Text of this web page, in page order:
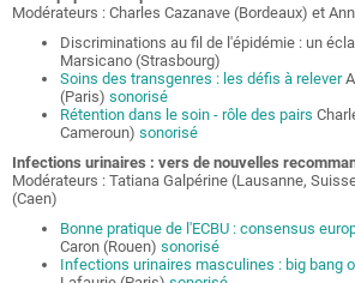
Modérateurs : Charles Cazanave (Bordeaux) et
Discriminations au fil de l'épidémie : un
Marsicano (Strasbourg)
Soins des transgenres : les défis à relever
(Paris) sonorisé
Rétention dans le soin - rôle des pairs
Cameroun) sonorisé
Infections urinaires : vers de nouvelles
Modérateurs : Tatiana Galpérine (Lausanne,
(Caen)
Bonne pratique de l'ECBU : consensus
Caron (Rouen) sonorisé
Infections urinaires masculines : big bang